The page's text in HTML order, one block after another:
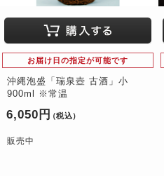
お届け日の指定が可能です
沖縄泡盛「瑞泉壺 古酒」小
900ml ※常温
6,050円 （税込）
販売中